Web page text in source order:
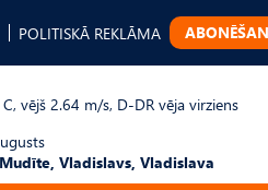
POLITISKĀ REKLĀMA
vējš 2.64 m/s, D-DR vēja virziens
Mudīte, Vladislavs, Vladislava